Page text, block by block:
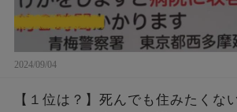
2024/09/04
【１位は？】死んでも住みたくな